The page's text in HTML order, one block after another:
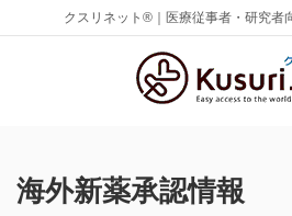
クスリネット®｜医療従事者・研究者
海外新薬承認情報